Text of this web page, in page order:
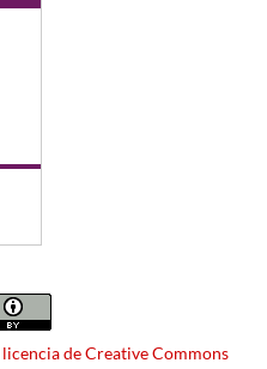
licencia de Creative Commons